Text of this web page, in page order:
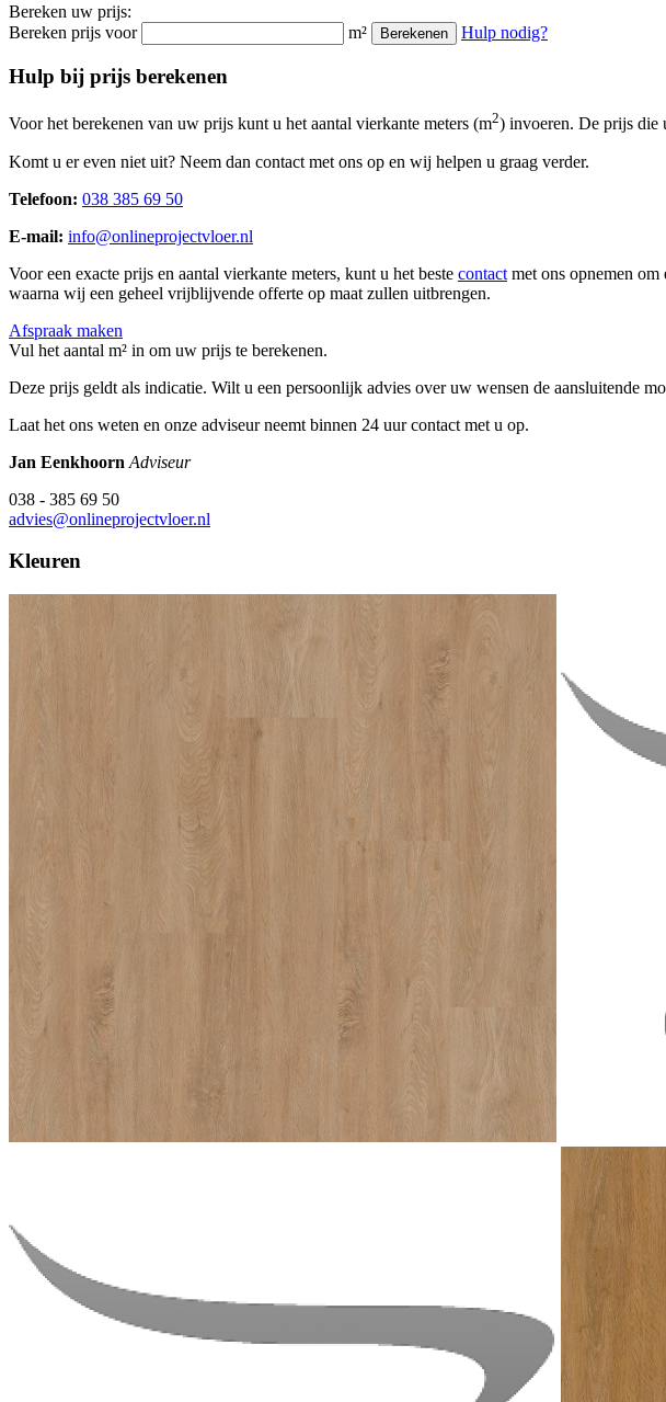
Bereken uw prijs:
Bereken prijs voor
m² Berekenen Hulp nodig?
Hulp bij prijs berekenen
Voor het berekenen van uw prijs kunt u het aantal vierkante meters (m2) invoeren. De prijs die
Komt u er even niet uit? Neem dan contact met ons op en wij helpen u graag verder.
Telefoon: 038 385 69 50
E-mail: info@onlineprojectvloer.nl
Voor een exacte prijs en aantal vierkante meters, kunt u het beste contact met ons opnemen
waarna wij een geheel vrijblijvende offerte op maat zullen uitbrengen.
Afspraak maken
Vul het aantal m² in om uw prijs te berekenen.
Deze prijs geldt als indicatie. Wilt u een persoonlijk advies over uw wensen de aansluitende
Laat het ons weten en onze adviseur neemt binnen 24 uur contact met u op.
Jan Eenkhoorn Adviseur
038 - 385 69 50
advies@onlineprojectvloer.nl
Kleuren